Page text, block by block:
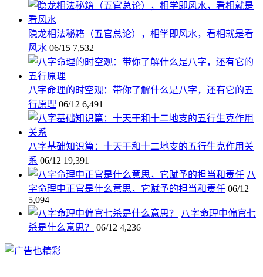
隐龙相法秘籍（五官总论），相学即风水，看相就是看
风水 06/15 7,532
八字命理的时空观：带你了解什么是八字，还有它的五
行原理 06/12 6,491
八字基础知识篇：十天干和十二地支的五行生克作用关
系 06/12 19,391
八
字命理中正官是什么意思，它赋予的担当和责任 06/12
5,094
八字命理中偏官七
杀是什么意思？
06/12 4,236